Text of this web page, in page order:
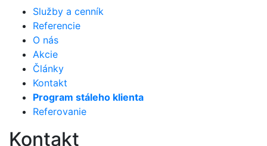
Služby a cenník
Referencie
O nás
Akcie
Články
Kontakt
Program stáleho klienta
Referovanie
Kontakt